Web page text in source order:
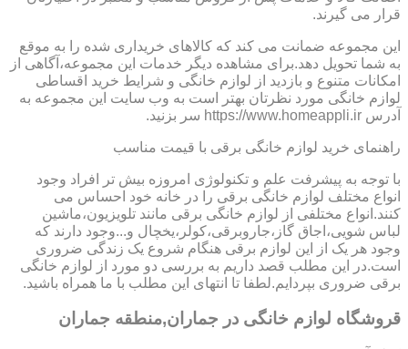
قرار می گیرند.
این مجموعه ضمانت می کند که کالاهای خریداری شده را به موقع
به شما تحویل دهد.برای مشاهده دیگر خدمات این مجموعه،آگاهی از
امکانات متنوع و بازدید از لوازم خانگی و شرایط خرید اقساطی
لوازم خانگی مورد نظرتان بهتر است به وب سایت این مجموعه به
آدرس https://www.homeappli.ir سر بزنید.
راهنمای خرید لوازم خانگی برقی با قیمت مناسب
با توجه به پیشرفت علم و تکنولوژی امروزه بیش تر افراد وجود
انواع مختلف لوازم خانگی برقی را در خانه خود احساس می
کنند.انواع مختلفی از لوازم خانگی برقی مانند تلویزیون،ماشین
لباس شویی،اجاق گاز،جاروبرقی،کولر،یخچال و...وجود دارند که
وجود هر یک از این لوازم برقی هنگام شروع یک زندگی ضروری
است.در این مطلب قصد داریم به بررسی دو مورد از لوازم خانگی
برقی ضروری بپردایم.لطفا تا انتهای این مطلب با ما همراه باشید.
قروشگاه لوازم خانگی در جماران,منطقه جماران